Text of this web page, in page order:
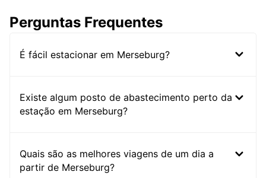
Perguntas Frequentes
É fácil estacionar em Merseburg?
Existe algum posto de abastecimento perto da
estação em Merseburg?
Quais são as melhores viagens de um dia a
partir de Merseburg?